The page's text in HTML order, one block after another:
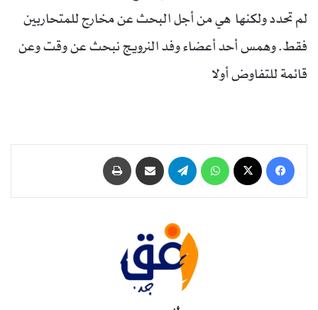
لم تحدد ولكنها هي من أجل البحث عن مخارج للمتحاربين
فقط. وهمس أحد أعضاء وفد النرويج نبحث عن وقت وعن
قائمة للتفاوض أولا